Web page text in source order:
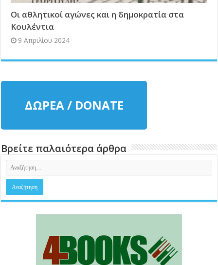
Οι αθλητικοί αγώνες και η δημοκρατία στα
Κουλέντια
9 Απριλίου 2024
ΔΩΡΕΑ / DONATE
Βρείτε παλαιότερα άρθρα